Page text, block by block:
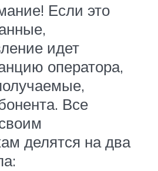
Если это
идет
оператора,
Все
делятся на два